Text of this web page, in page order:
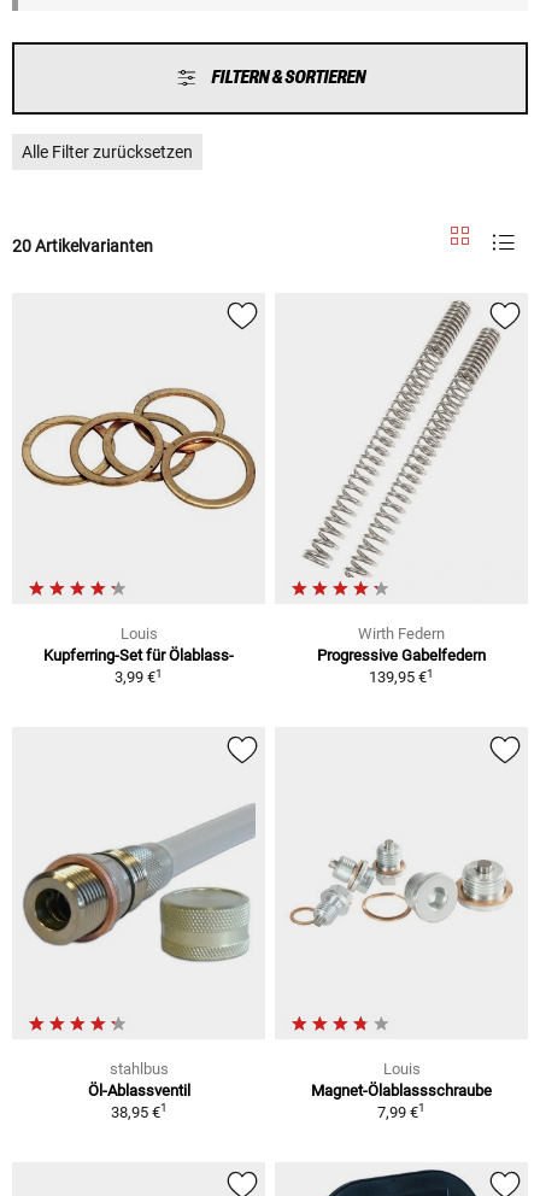
FILTERN & SORTIEREN
Alle Filter zurücksetzen
20 Artikelvarianten
Louis
Kupferring-Set für Ölablass-
3,99 €1
Wirth Federn
Progressive Gabelfedern
139,95 €1
stahlbus
Öl-Ablassventil
38,95 €1
Louis
Magnet-Ölablassschraube
7,99 €1